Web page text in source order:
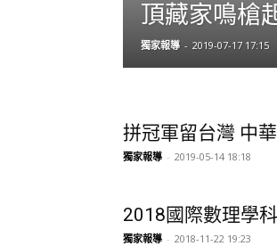
頂藏家鳴槍
獨家報導 - 2019-07-17 17:15
拼冠軍留台灣 中
獨家報導 - 2019-05-14 18:18
2018國際數理學
獨家報導 - 2018-11-22 19:23